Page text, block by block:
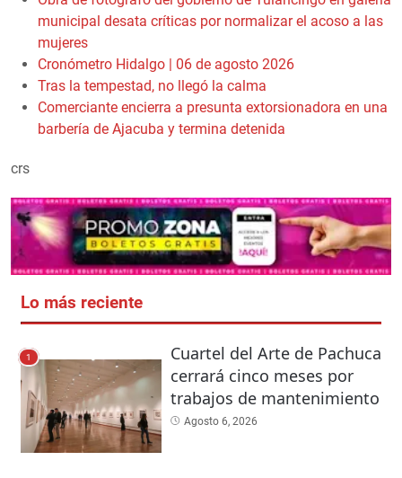
municipal desata críticas por normalizar el acoso a las
mujeres
Cronómetro Hidalgo | 06 de agosto 2026
Tras la tempestad, no llegó la calma
Comerciante encierra a presunta extorsionadora en una
barbería de Ajacuba y termina detenida
crs
Lo más reciente
1
Cuartel del Arte de Pachuca
cerrará cinco meses por
trabajos de mantenimiento
Agosto 6, 2026